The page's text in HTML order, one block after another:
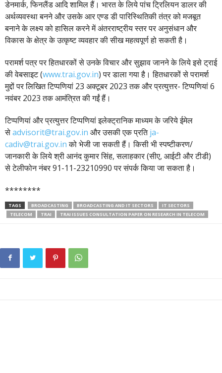
डेनमार्क, फिनलैंड आदि शामिल हैं। भारत के लिये पांच ट्रिलियन डालर की
अर्थव्यवस्था बनने और उसके आर एण्ड डी पारिस्थितिकी तंत्र को मजबूत
बनाने के लक्ष्य को हासिल करने में अंतरराष्ट्रीय स्तर पर अनुसंधान और
विकास के क्षेत्र के उत्कृष्ट व्यवहार की सीख महत्वपूर्ण हो सकती है।
परामर्श पत्र पर हितधारकों से उनके विचार और सुझाव जानने के लिये इसे ट्राई
की वेबसाइट (www.trai.gov.in) पर डाला गया है। हितधारकों से परामर्श
मुद्दों पर लिखित टिप्पणियां 23 अक्टूबर 2023 तक और प्रत्युत्तर- टिप्पणियां 6
नवंबर 2023 तक आमंत्रित की गईं हैं।
टिप्पणियां और प्रत्युत्तर टिप्पणियां इलेक्ट्रानिक माध्यम के जरिये ईमेल
सेadvisorit@trai.gov.in और उसकी एक प्रतिja-
cadiv@trai.gov.inको भेजी जा सकती हैं। किसी भी स्पष्टीकरण/
जानकारी के लिये श्री आनंद कुमार सिंह, सलाहकार (सीए, आईटी और टीडी)
से टेलीफोन नंबर 91-11-23210990 पर संपर्क किया जा सकता है।
********
TAGS BROADCASTING BROADCASTING AND IT SECTORS
IT SECTORS
TELECOM
TRAI TRAI ISSUES CONSULTATION PAPER ON RESEARCH IN TELECOM